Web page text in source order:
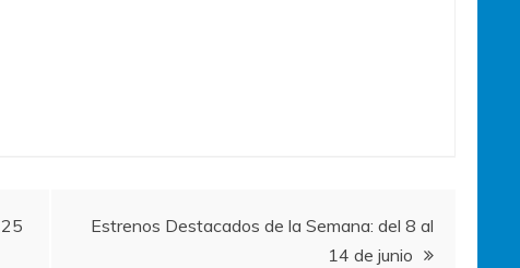
Estrenos Destacados de la Semana: del 8 al
14 de junio